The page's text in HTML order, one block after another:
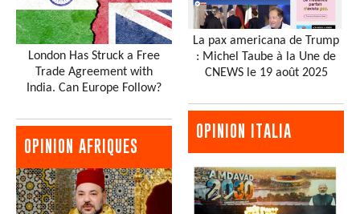
London Has Struck a Free
Trade Agreement with
India. Can Europe Follow?
OPINION AFRIQUES
La pax americana de Trump
: Michel Taube à la Une de
CNEWS le 19 août 2025
OPINION ITALIA